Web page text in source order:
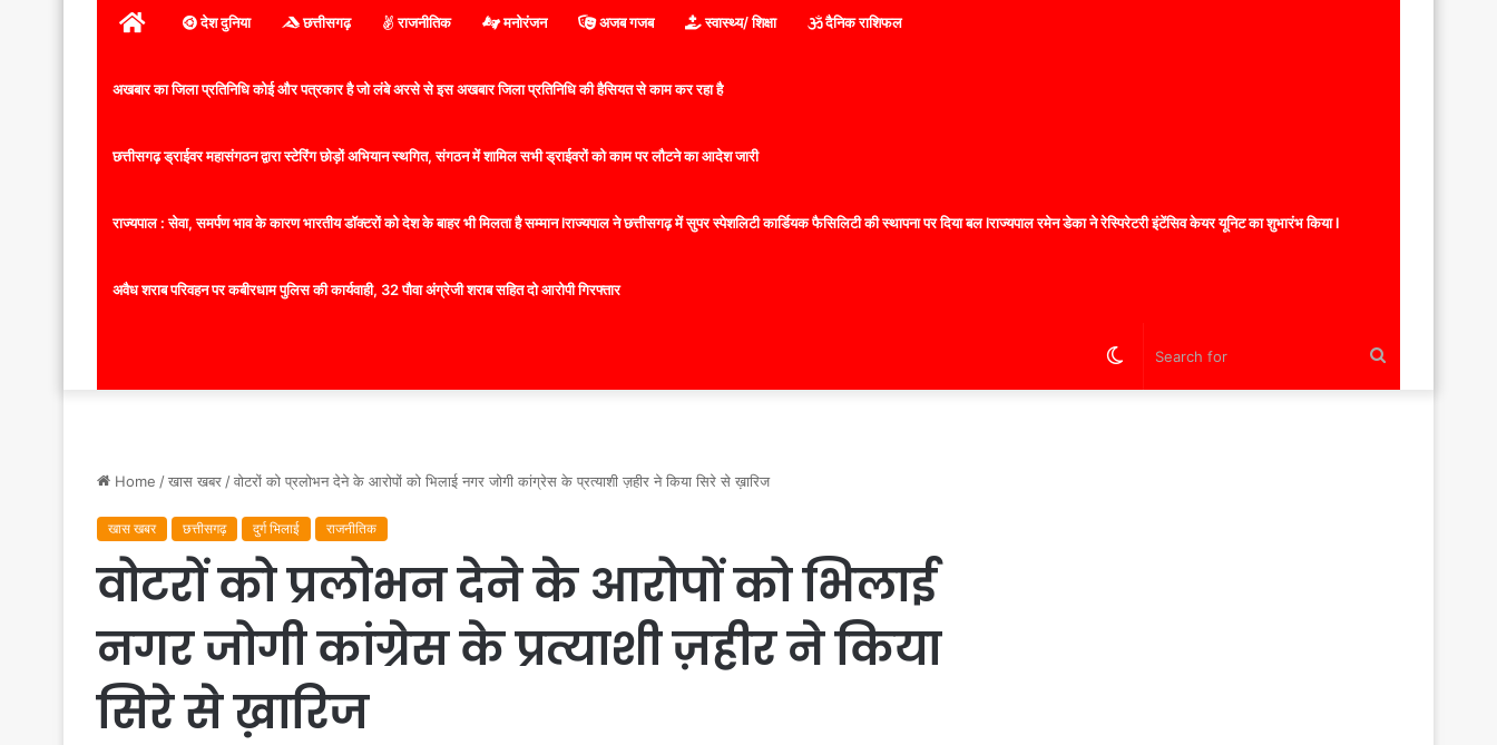
होम देश दुनिया छत्तीसगढ़ राजनीतिक मनोरंजन अजब गजब स्वास्थ्य/ शिक्षा दैनिक राशिफल
अखबार का जिला प्रतिनिधि कोई और पत्रकार है जो लंबे अरसे से इस अखबार जिला प्रतिनिधि की हैसियत से काम कर रहा है
छत्तीसगढ़ ड्राईवर महासंगठन द्वारा स्टेरिंग छोड़ों अभियान स्थगित, संगठन में शामिल सभी ड्राईवरों को काम पर लौटने का आदेश जारी
राज्यपाल : सेवा, समर्पण भाव के कारण भारतीय डॉक्टरों को देश के बाहर भी मिलता है सम्मान lराज्यपाल ने छत्तीसगढ़ में सुपर स्पेशलिटी कार्डियक फैसिलिटी की स्थापना पर दिया बल lराज्यपाल रमेन डेका ने रेस्पिरेटरी इंटेंसिव केयर यूनिट का शुभारंभ किया l
अवैध शराब परिवहन पर कबीरधाम पुलिस की कार्यवाही, 32 पौवा अंग्रेजी शराब सहित दो आरोपी गिरफ्तार
Switch
Home /खास खबर /वोटरों को प्रलोभन देने के आरोपों को भिलाई नगर जोगी कांग्रेस के प्रत्याशी ज़हीर ने किया सिरे से ख़ारिज
खास खबर छत्तीसगढ़ दुर्ग भिलाई राजनीतिक
वोटरों को प्रलोभन देने के आरोपों को भिलाई
नगर जोगी कांग्रेस के प्रत्याशी ज़हीर ने किया
सिरे से ख़ारिज